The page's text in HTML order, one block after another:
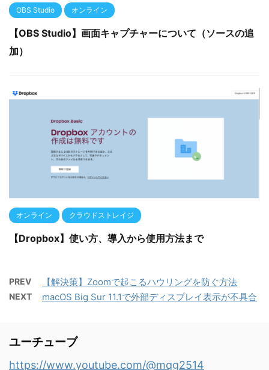
OBS Studio オンライン
【OBS Studio】画面キャプチャーについて（ソースの追
加）
オンライン クラウドストレイジ
【Dropbox】使い方、導入から使用方法まで
PREV 【解決策】Zoomで起こるハウリングを防ぐ方法
NEXT macOS Big Sur 11.1で外部ディスプレイ表示が不具合
ユーチューブ
https://www.youtube.com/@mqg2514